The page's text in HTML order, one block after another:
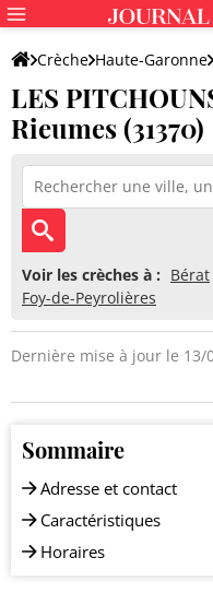
Crèche Haute-Garonne
LES PITCHOUNS DU SAVES
LES
Rieumes (31370)
Voir les crèches à : Bérat
Foy-de-Peyrolières
Dernière mise à jour le 13/
Sommaire
Adresse et contact
Caractéristiques
Horaires